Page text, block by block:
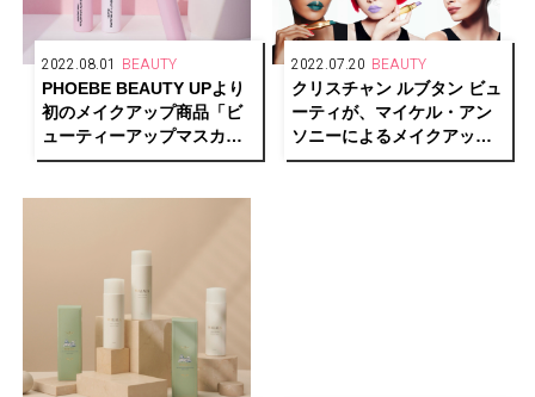
2022.08.01 BEAUTY
PHOEBE BEAUTY UPより
初のメイクアップ商品「ビ
ューティーアップマスカ
ラ」が新発売
2022.07.20 BEAUTY
クリスチャン ルブタン ビュ
ーティが、マイケル・アン
ソニーによるメイクアップ
ルック「ルビルックス」を